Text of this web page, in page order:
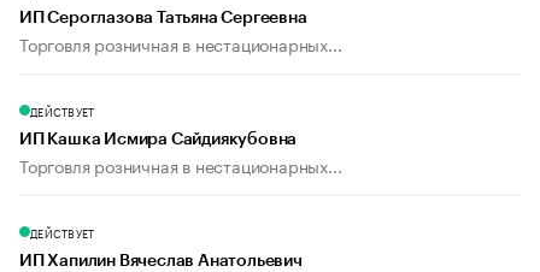
ИП Сероглазова Татьяна Сергеевна
Торговля розничная в нестационарных...
ДЕЙСТВУЕТ
ИП Кашка Исмира Сайдиякубовна
Торговля розничная в нестационарных...
ДЕЙСТВУЕТ
ИП Хапилин Вячеслав Анатольевич